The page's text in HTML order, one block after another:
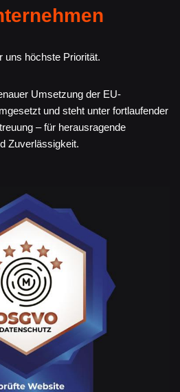
uns höchste Priorität.
Umsetzung der EU-
und steht unter fortlaufender
– für herausragende
Zuverlässigkeit.